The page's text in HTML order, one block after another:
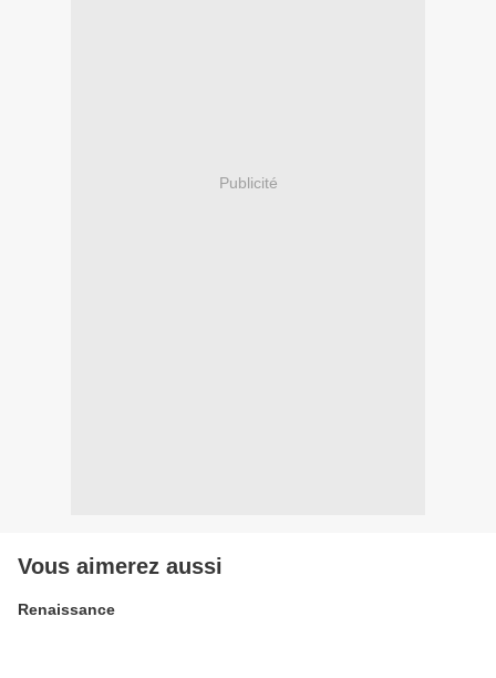
Publicité
Vous aimerez aussi
Renaissance